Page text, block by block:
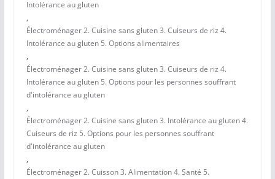
Intolérance au gluten
,
Électroménager 2. Cuisine sans gluten 3. Cuiseurs de riz 4.
Intolérance au gluten 5. Options alimentaires
,
Électroménager 2. Cuisine sans gluten 3. Cuiseurs de riz 4.
Intolérance au gluten 5. Options pour les personnes souffrant
d'intolérance au gluten
,
Électroménager 2. Cuisine sans gluten 3. Intolérance au gluten 4.
Cuiseurs de riz 5. Options pour les personnes souffrant
d'intolérance au gluten
,
Électroménager 2. Cuisson 3. Alimentation 4. Santé 5.